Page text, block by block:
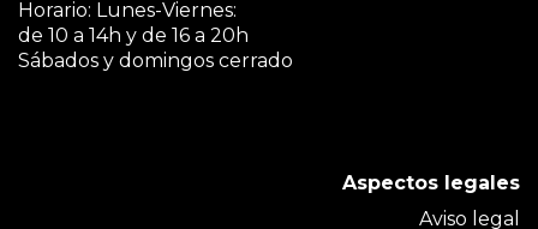
Horario: Lunes-Viernes:
de 10 a 14h y de 16 a 20h
Sábados y domingos cerrado
Aspectos legales
Aviso legal